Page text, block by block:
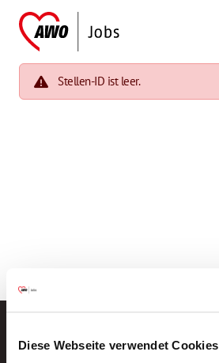
Diese Webseite verwendet Cookies
Stellen-ID ist leer.